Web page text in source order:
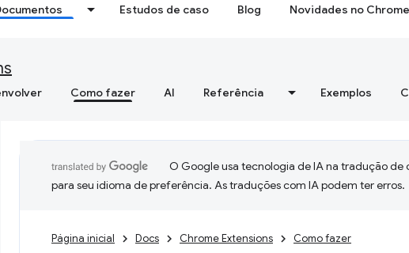
Estudos de caso Blog Novidades no Chrome
Como fazer AI Referência Exemplos
O Google usa tecnologia de IA na tradução de
para seu idioma de preferência. As traduções com IA podem ter erros.
Página inicial Docs Chrome Extensions Como fazer